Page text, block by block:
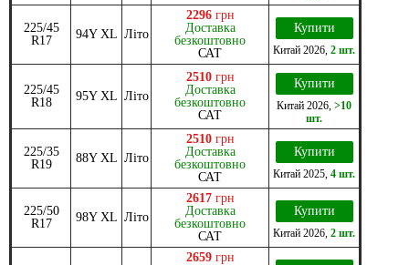
225/45
R17
94Y XL Літо
2296 грн
Доставка
безкоштовно
САТ
Купити
Китай 2026 2 шт.
225/45
R18
95Y XL Літо
2510 грн
Доставка
безкоштовно
САТ
Купити
Китай 2026 >10
шт.
225/35
R19
88Y XL Літо
2510 грн
Доставка
безкоштовно
САТ
Купити
Китай 2025 4 шт.
225/50
R17
98Y XL Літо
2617 грн
Доставка
безкоштовно
САТ
Купити
Китай 2026 2 шт.
2659 грн